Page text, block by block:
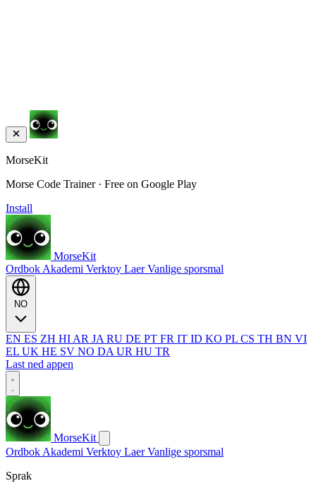
MorseKit
Morse Code Trainer · Free on Google Play
Install
MorseKit
Ordbok Akademi Verktoy LaerVanlige sporsmal
EN ES ZH HI AR JA RU DE PT FR IT ID KO PL CS TH BN VI
EL UK HE SV NO DA UR HU TR
Last ned appen
MorseKit
Ordbok Akademi Verktoy LaerVanlige sporsmal
Sprak